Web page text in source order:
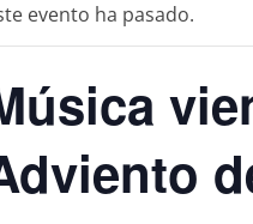
evento ha pasado.